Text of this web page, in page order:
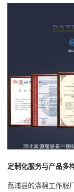
定制化服务与产品多
荔浦县的涤棉工作服